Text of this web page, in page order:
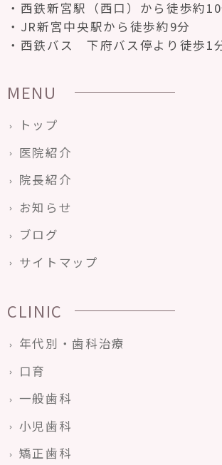
西鉄新宮駅（西口）から徒歩約
JR新宮中央駅から徒歩約9分
西鉄バス 下府バス停より徒歩1
MENU
トップ
医院紹介
院長紹介
お知らせ
ブログ
サイトマップ
CLINIC
年代別・歯科治療
口育
一般歯科
小児歯科
矯正歯科